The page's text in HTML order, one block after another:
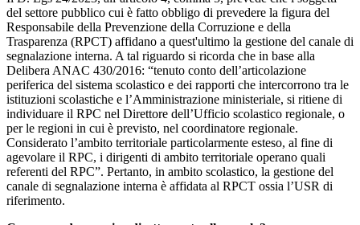
del settore pubblico cui è fatto obbligo di prevedere la figura del
Responsabile della Prevenzione della Corruzione e della
Trasparenza (RPCT) affidano a quest'ultimo la gestione del canale di
segnalazione interna. A tal riguardo si ricorda che in base alla
Delibera ANAC 430/2016: “tenuto conto dell’articolazione
periferica del sistema scolastico e dei rapporti che intercorrono tra le
istituzioni scolastiche e l’Amministrazione ministeriale, si ritiene di
individuare il RPC nel Direttore dell’Ufficio scolastico regionale, o
per le regioni in cui è previsto, nel coordinatore regionale.
Considerato l’ambito territoriale particolarmente esteso, al fine di
agevolare il RPC, i dirigenti di ambito territoriale operano quali
referenti del RPC”. Pertanto, in ambito scolastico, la gestione del
canale di segnalazione interna è affidata al RPCT ossia l’USR di
riferimento.